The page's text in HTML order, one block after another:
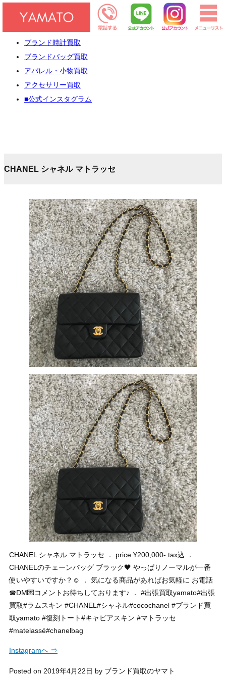
[×]閉じる
ブランド時計買取
ブランドバッグ買取
アパレル・小物買取
アクセサリー買取
■公式インスタグラム
CHANEL シャネル マトラッセ
CHANEL シャネル マトラッセ ． price ¥200,000- tax込 ．
CHANELのチェーンバッグ ブラック🖤 やっぱりノーマルが一番
使いやすいですか？☺️ ． 気になる商品があればお気軽に お電話
☎︎DM💌コメントお待ちしております♪ ． #出張買取yamato#出張
買取#ラムスキン #CHANEL#シャネル#cocochanel #ブランド買
取yamato #復刻トート#キャビアスキン #マトラッセ
#matelassé#chanelbag
Instagramへ ⇒
Posted on 2019年4月22日 by ブランド買取のヤマト